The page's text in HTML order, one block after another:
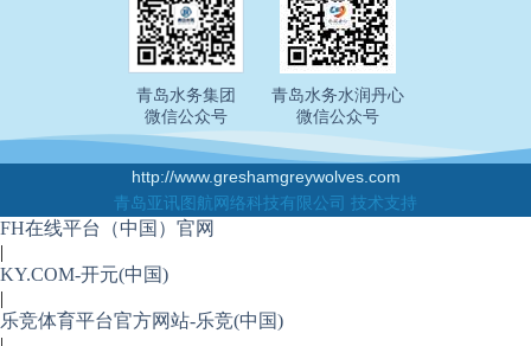
青岛水务集团
微信公众号
青岛水务水润丹心
微信公众号
http://www.greshamgreywolves.com
青岛亚讯图航网络科技有限公司 技术支持
FH在线平台（中国）官网
|
KY.COM-开元(中国)
|
乐竞体育平台官方网站-乐竞(中国)